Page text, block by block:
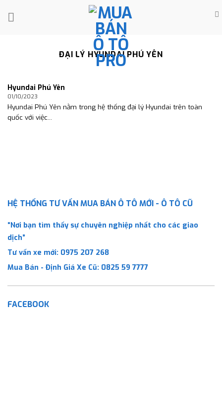
ĐẠI LÝ HYUNDAI PHÚ YÊN
Hyundai Phú Yên
01/10/2023
Hyundai Phú Yên nằm trong hệ thống đại lý Hyundai trên toàn
quốc với việc...
HỆ THỐNG TƯ VẤN MUA BÁN Ô TÔ MỚI - Ô TÔ CŨ
“Nơi bạn tìm thấy sự chuyên nghiệp nhất cho các giao
dịch”
Tư vấn xe mới: 0975 207 268
Mua Bán - Định Giá Xe Cũ: 0825 59 7777
FACEBOOK